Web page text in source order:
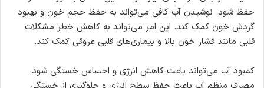
حفظ شود. نوشیدن آب کافی می‌تواند به حفظ حجم خون و بهبود
گردش خون کمک کند. این امر می‌تواند به کاهش خطر مشکلات
قلبی مانند فشار خون بالا و بیماری‌های قلبی عروقی کمک کند.
کمبود آب می‌تواند باعث کاهش انرژی و احساس خستگی شود.